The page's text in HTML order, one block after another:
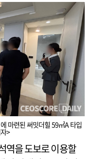
마련된 써밋더힐 59㎡A 타입
>
역을 도보로 이용할